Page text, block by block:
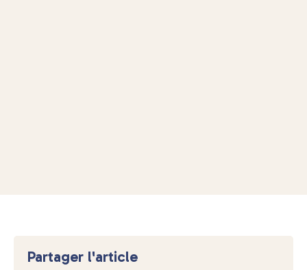
Partager l'article